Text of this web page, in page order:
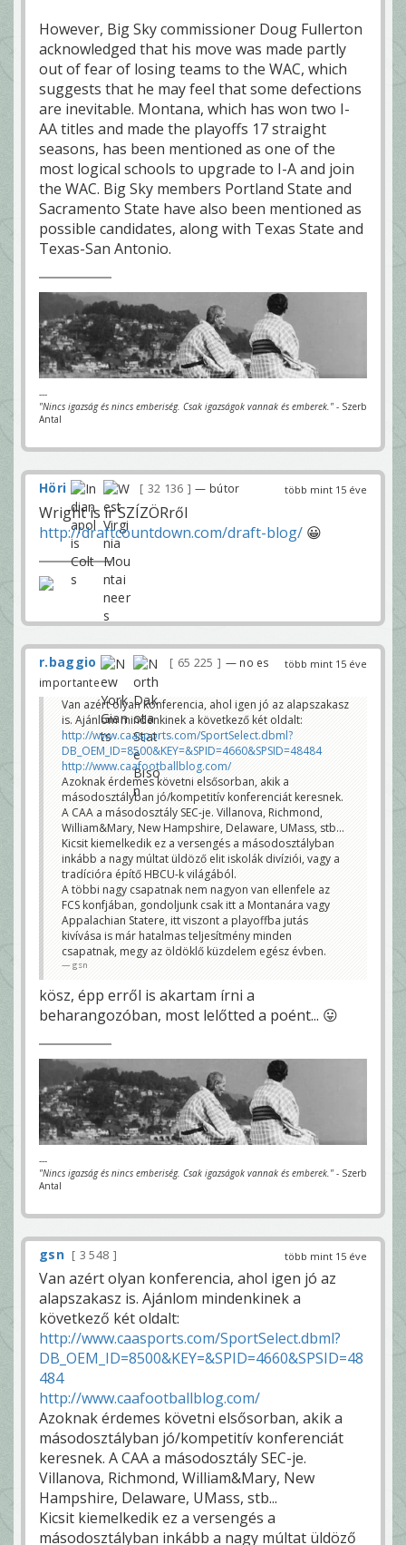
However, Big Sky commissioner Doug Fullerton
acknowledged that his move was made partly
out of fear of losing teams to the WAC, which
suggests that he may feel that some defections
are inevitable. Montana, which has won two I-
AA titles and made the playoffs 17 straight
seasons, has been mentioned as one of the
most logical schools to upgrade to I-A and join
the WAC. Big Sky members Portland State and
Sacramento State have also been mentioned as
possible candidates, along with Texas State and
Texas-San Antonio.
---
"Nincs igazság és nincs emberiség. Csak igazságok vannak és emberek." - Szerb
Antal
több mint 15 éve
Höri 32 136 — bútor
Wright is ír SZÍZÖRről
http://draftcountdown.com/draft-blog/ 😀
több mint 15 éve
r.baggio 65 225
— no es
importante
Van azért olyan konferencia, ahol igen jó az alapszakasz
is. Ajánlom mindenkinek a következő két oldalt:
http://www.caasports.com/SportSelect.dbml?
DB_OEM_ID=8500&KEY=&SPID=4660&SPSID=48484
http://www.caafootballblog.com/
Azoknak érdemes követni elsősorban, akik a
másodosztályban jó/kompetitív konferenciát keresnek.
A CAA a másodosztály SEC-je. Villanova, Richmond,
William&Mary, New Hampshire, Delaware, UMass, stb...
Kicsit kiemelkedik ez a versengés a másodosztályban
inkább a nagy múltat üldöző elit iskolák divíziói, vagy a
tradícióra építő HBCU-k világából.
A többi nagy csapatnak nem nagyon van ellenfele az
FCS konfjában, gondoljunk csak itt a Montanára vagy
Appalachian Statere, itt viszont a playoffba jutás
kivívása is már hatalmas teljesítmény minden
csapatnak, megy az öldöklő küzdelem egész évben.
gsn
kösz, épp erről is akartam írni a
beharangozóban, most lelőtted a poént... 😛
---
"Nincs igazság és nincs emberiség. Csak igazságok vannak és emberek." - Szerb
Antal
több mint 15 éve
gsn 3 548
Van azért olyan konferencia, ahol igen jó az
alapszakasz is. Ajánlom mindenkinek a
következő két oldalt:
http://www.caasports.com/SportSelect.dbml?
DB_OEM_ID=8500&KEY=&SPID=4660&SPSID=48
484
http://www.caafootballblog.com/
Azoknak érdemes követni elsősorban, akik a
másodosztályban jó/kompetitív konferenciát
keresnek. A CAA a másodosztály SEC-je.
Villanova, Richmond, William&Mary, New
Hampshire, Delaware, UMass, stb...
Kicsit kiemelkedik ez a versengés a
másodosztályban inkább a nagy múltat üldöző